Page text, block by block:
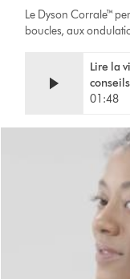
Le Dyson Corrale™
boucles, aux
Lire la
conseils
01:48